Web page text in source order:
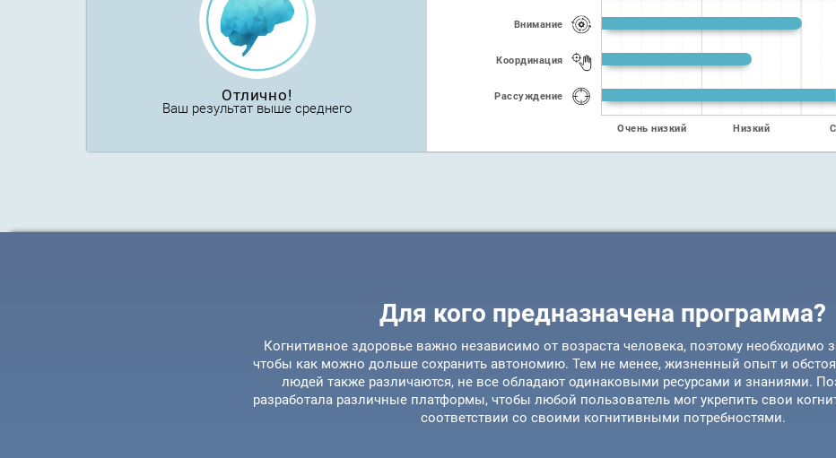
Отлично!
Ваш результат выше среднего
Внимание
Координация
Рассуждение
Очень низкий Низкий
Для кого предназначена программа?
Когнитивное здоровье важно независимо от возраста человека, поэтому необходимо
чтобы как можно дольше сохранить автономию. Тем не менее, жизненный опыт и
людей также различаются, не все обладают одинаковыми ресурсами и знаниями.
разработала различные платформы, чтобы любой пользователь мог укрепить свои
соответствии со своими когнитивными потребностями.